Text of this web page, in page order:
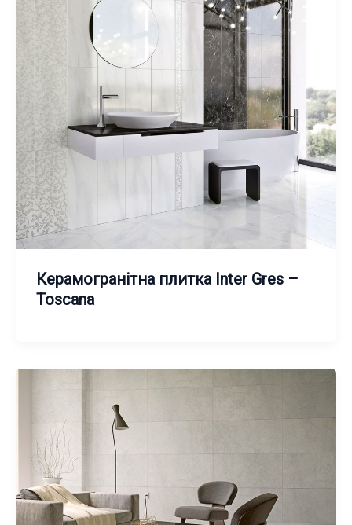
Керамогранітна плитка Inter Gres –
Toscana